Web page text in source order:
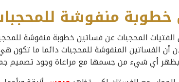
خطوبة منفوشة
المحجبات عن فساتين خطوبة منفوشة
أن الفساتين المنفوشة للمحجبات دائما ما تكون
يظهر أي شيء من جسمها مع مراعاة وجود تصميم